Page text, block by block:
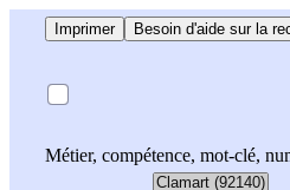
Imprimer Besoin d'aide sur la
Métier, compétence, mot-clé,